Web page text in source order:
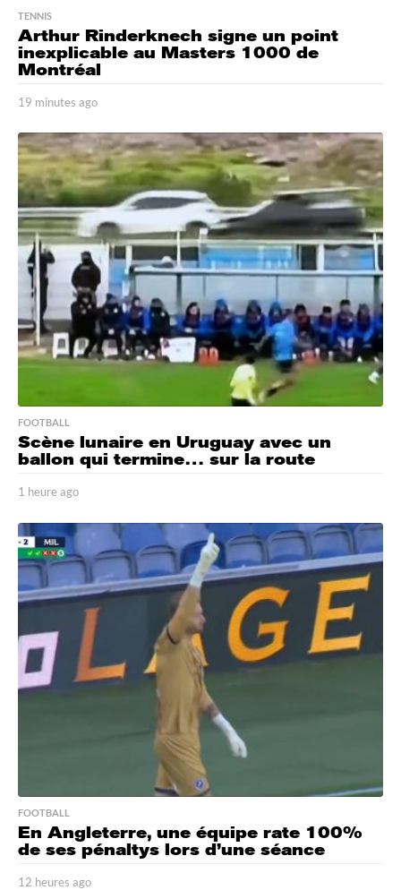
TENNIS
Arthur Rinderknech signe un point
inexplicable au Masters 1000 de
Montréal
19 minutes ago
m
n
u
t
e
s
a
g
o
FOOTBALL
Scène lunaire en Uruguay avec un
ballon qui termine… sur la route
1 heure ago
e
r
a
g
o
FOOTBALL
En Angleterre, une équipe rate 100%
de ses pénaltys lors d’une séance
12 heures ago